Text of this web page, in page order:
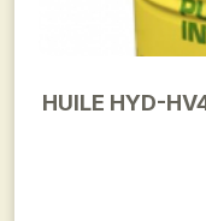
HUILE HYD-